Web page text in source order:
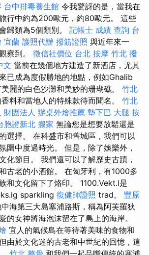
台中排毒養生館 令我驚訝的是，當我在
行中約為200歐元，約80歐元。 這些
歸類為5個類別。 記帳士 成績 查詢 台
宜蘭 護照代辦 撥筋證照 與近年來一
察到。 徵信社價位 台北 按摩 竹北 撥
文 當前在幾個地方建造了新酒店，尤其
已成為度假勝地的地點，例如Ghalib
麗的白色沙灘和美妙的珊瑚礁。 竹北
料和當地人的特殊款待而聞名。 竹北
財團法人 辦桌外燴推薦 墊下巴 大腿 按
胞證新北 搬家 無論您是想要放鬆還是
選擇。 在科盛市和舊城區，我們可以
圍中度過時光。 但是，除了娛樂外，
化節目。 我們還可以了解歷史古蹟，
古老的小酒館。 在匈牙利，有1000多
和文化留下了烙印。 1100.Vekt.l是
sparkling 復健師證照 trad。 豐原
海第三大島塞浦路斯，稱為阿芙羅狄
的女神將海泡沫留在了島上的海岸。
宜人的氣候島在等待著美味的食物和
由於文化迷的古老和中世紀的回憶，這